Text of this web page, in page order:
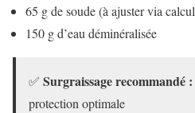
65 g de soude (à ajuster via
150 g d’eau déminéralisée
✅ Surgraissage recommandé
protection optimale